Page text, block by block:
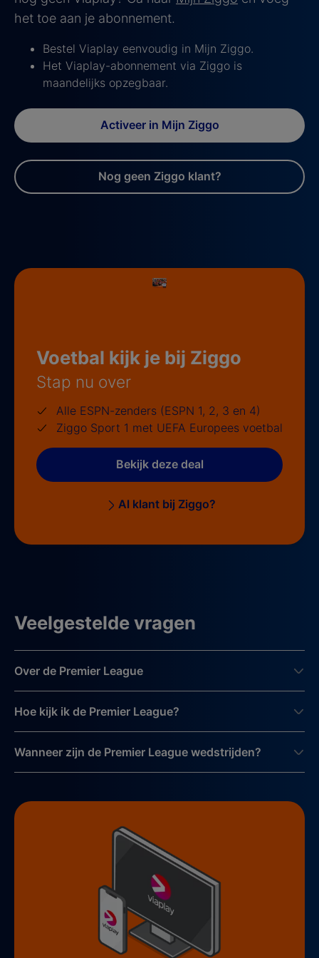
het toe aan je abonnement.
Bestel Viaplay eenvoudig in Mijn Ziggo.
Het Viaplay-abonnement via Ziggo is
maandelijks opzegbaar.
Activeer in Mijn Ziggo
Nog geen Ziggo klant?
Voetbal kijk je bij Ziggo
Stap nu over
Alle ESPN-zenders (ESPN 1, 2, 3 en 4)
Ziggo Sport 1 met UEFA Europees voetbal
Bekijk deze deal
Al klant bij Ziggo?
Veelgestelde vragen
Over de Premier League
Hoe kijk ik de Premier League?
Wanneer zijn de Premier League wedstrijden?